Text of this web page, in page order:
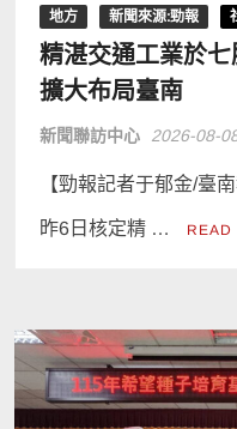
地方 新聞來源:勁報
精湛交通工業於
擴大布局臺南
新聞聯訪中心 2026-08-
【勁報記者于郁金/臺
昨6日核定精 … READ